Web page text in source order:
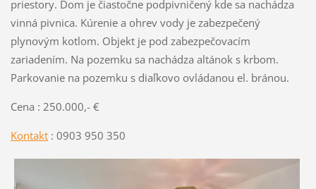
priestory. Dom je čiastočne podpivničený kde sa nachádza
vinná pivnica. Kúrenie a ohrev vody je zabezpečený
plynovým kotlom. Objekt je pod zabezpečovacím
zariadením. Na pozemku sa nachádza altánok s krbom.
Parkovanie na pozemku s diaľkovo ovládanou el. bránou.
Cena : 250.000,- €
Kontakt: 0903 950 350